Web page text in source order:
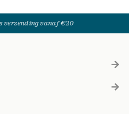
verzending vanaf €20